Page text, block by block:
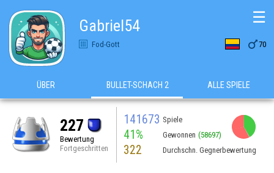
Gabriel54
Fod-Gott 70
☰
ÜBER BULLET-SCHACH 2 ALLE SPIELE
227
Bewertung
Fortgeschritten
141673 Spiele
41% Gewonnen (58697)
322 Durchschn. Gegnerbewertung